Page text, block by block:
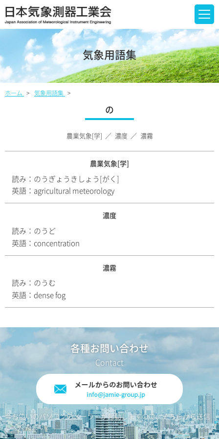
気象用語集
ホーム 気象用語集
の
農業気象[学] 濃度 濃霧
農業気象[学]
読み： のうぎょうきしょう[がく]
英語： agricultural meteorology
濃度
読み： のうど
英語： concentration
濃霧
読み： のうむ
英語： dense fog
各種お問い合わせ
今お使いのパソコンのメーラーが起動しますので、そちらから送信
してください。